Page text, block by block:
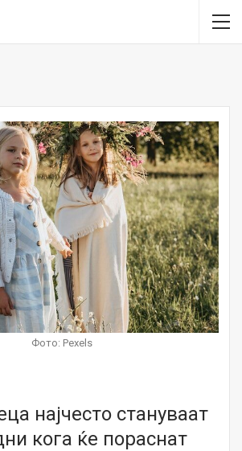
Фото: Pexels
најчесто стануваат
кога ќе пораснат